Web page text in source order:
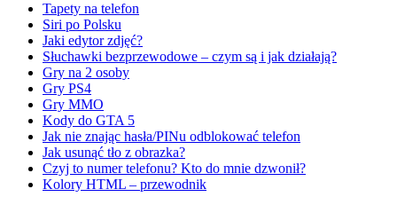
Tapety na telefon
Siri po Polsku
Jaki edytor zdjęć?
Słuchawki bezprzewodowe – czym są i jak działają?
Gry na 2 osoby
Gry PS4
Gry MMO
Kody do GTA 5
Jak nie znając hasła/PINu odblokować telefon
Jak usunąć tło z obrazka?
Czyj to numer telefonu? Kto do mnie dzwonił?
Kolory HTML – przewodnik